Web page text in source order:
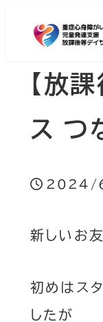
【放
ス つ
2024/
新しいお
初めはス
したが